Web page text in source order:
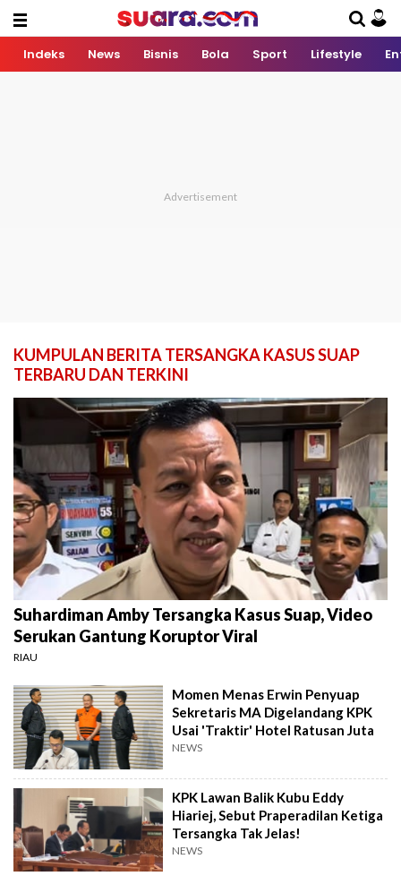
Indeks News Bisnis Bola Sport Lifestyle
KUMPULAN BERITA TERSANGKA KASUS SUAP
TERBARU DAN TERKINI
Suhardiman Amby Tersangka Kasus Suap, Video
Serukan Gantung Koruptor Viral
RIAU
Momen Menas Erwin Penyuap
Sekretaris MA Digelandang KPK
Usai 'Traktir' Hotel Ratusan Juta
NEWS
KPK Lawan Balik Kubu Eddy
Hiariej, Sebut Praperadilan Ketiga
Tersangka Tak Jelas!
NEWS